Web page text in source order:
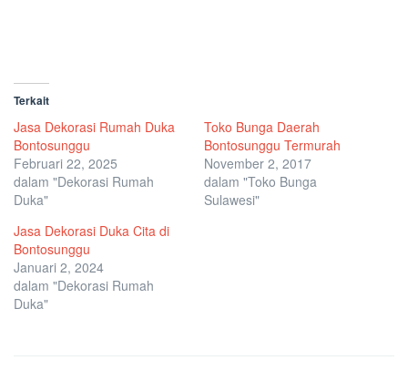
Terkait
Jasa Dekorasi Rumah Duka
Bontosunggu
Februari 22, 2025
dalam "Dekorasi Rumah
Duka"
Toko Bunga Daerah
Bontosunggu Termurah
November 2, 2017
dalam "Toko Bunga
Sulawesi"
Jasa Dekorasi Duka Cita di
Bontosunggu
Januari 2, 2024
dalam "Dekorasi Rumah
Duka"